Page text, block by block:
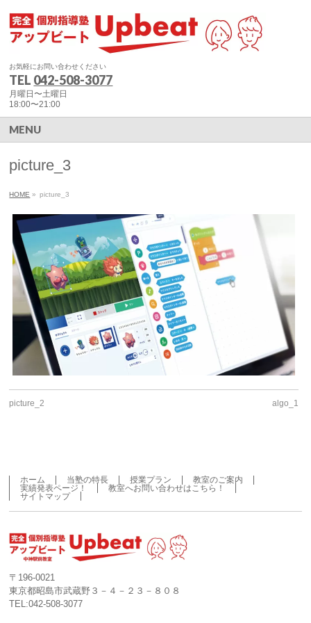
お気軽にお問い合わせください
TEL 042-508-3077
月曜日〜土曜日
18:00〜21:00
MENU
picture_3
HOME » picture_3
picture_2 algo_1
ホーム 当塾の特長 授業プラン
教室のご案内
実績発表ページ！
教室へお問い合わせはこちら！
サイトマップ
〒196-0021
東京都昭島市武蔵野３－４－２３－８０８
TEL:042-508-3077